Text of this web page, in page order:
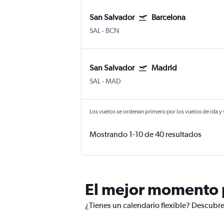
San Salvador Barcelona
SAL - BCN
San Salvador Madrid
SAL -MAD
Los vuelos se ordenan primero por los vuelos de ida
Mostrando 1-10 de 40 resultados
El mejor momento
¿Tienes un calendario flexible?